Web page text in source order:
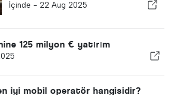
İçinde - 22 Aug 2025
125 milyon € yatırım
iyi mobil operatör hangisidir?